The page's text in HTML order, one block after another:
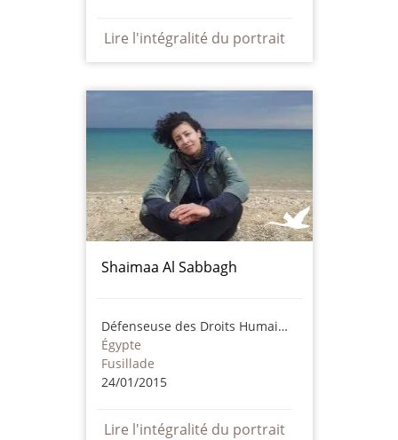
Lire l'intégralité du portrait
Shaimaa Al Sabbagh
Défenseuse des Droits Humains
Égypte
Fusillade
24/01/2015
Lire l'intégralité du portrait